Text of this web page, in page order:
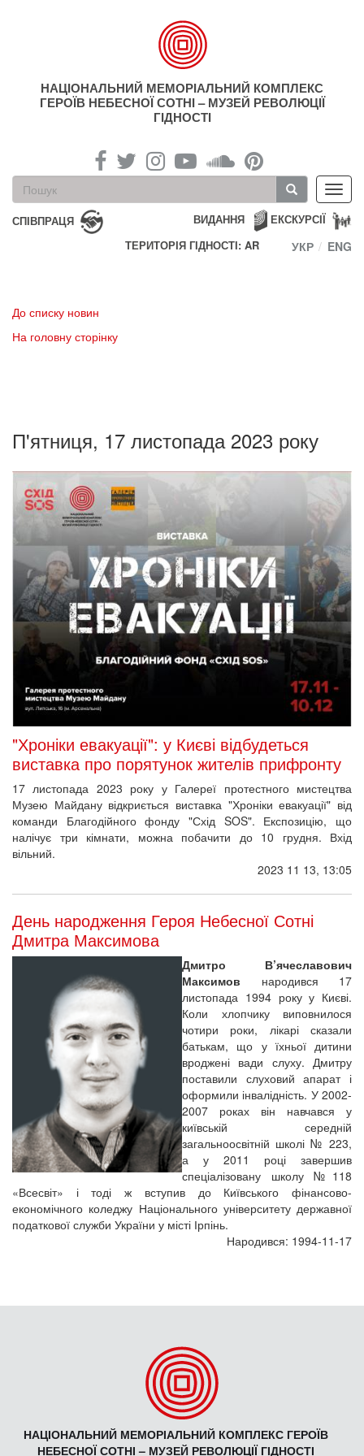
НАЦІОНАЛЬНИЙ МЕМОРІАЛЬНИЙ КОМПЛЕКС
ГЕРОЇВ НЕБЕСНОЇ СОТНІ – МУЗЕЙ РЕВОЛЮЦІЇ
ГІДНОСТІ
Пошукова
форма
Пошук
СПІВПРАЦЯ ЕКСКУРСІЇ
ВИДАННЯ
ТЕРИТОРІЯ ГІДНОСТІ: AR
УКР ENG
До списку новин
На головну сторінку
П'ятниця, 17 листопада 2023 року
"Хроніки евакуації": у Києві відбудеться
виставка про порятунок жителів прифронту
17 листопада 2023 року у Галереї протестного мистецтва
Музею Майдану відкриється виставка "Хроніки евакуації" від
команди Благодійного фонду "Схід SOS". Експозицію, що
налічує три кімнати, можна побачити до 10 грудня. Вхід
вільний.
2023 11 13, 13:05
День народження Героя Небесної Сотні
Дмитра Максимова
Дмитро В’ячеславович
Максимов народився 17
листопада 1994 року у Києві.
Коли хлопчику виповнилося
чотири роки, лікарі сказали
батькам, що у їхньої дитини
вроджені вади слуху. Дмитру
поставили слуховий апарат і
оформили інвалідність. У 2002-
2007 роках він навчався у
київській середній
загальноосвітній школі № 223,
а у 2011 році завершив
спеціалізовану школу №118
«Всесвіт» і тоді ж вступив до Київського фінансово-
економічного коледжу Національного університету державної
податкової служби України у місті Ірпінь.
Народився: 1994-11-17
НАЦІОНАЛЬНИЙ МЕМОРІАЛЬНИЙ КОМПЛЕКС ГЕРОЇВ
НЕБЕСНОЇ СОТНІ – МУЗЕЙ РЕВОЛЮЦІЇ ГІДНОСТІ